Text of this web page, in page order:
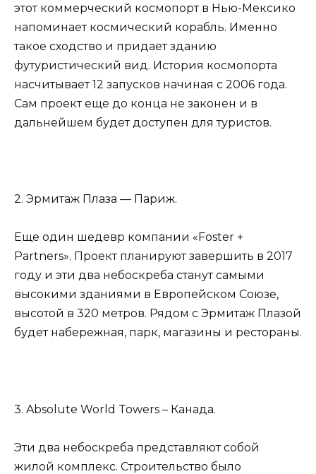
этот коммерческий космопорт в Нью-Мексико
напоминает космический корабль. Именно
такое сходство и придает зданию
футуристический вид. История космопорта
насчитывает 12 запусков начиная с 2006 года.
Сам проект еще до конца не законен и в
дальнейшем будет доступен для туристов.
2. Эрмитаж Плаза — Париж.
Еще один шедевр компании «Foster +
Partners». Проект планируют завершить в 2017
году и эти два небоскреба станут самыми
высокими зданиями в Европейском Союзе,
высотой в 320 метров. Рядом с Эрмитаж Плазой
будет набережная, парк, магазины и рестораны.
3. Absolute World Towers – Канада.
Эти два небоскреба представляют собой
жилой комплекс. Строительство было